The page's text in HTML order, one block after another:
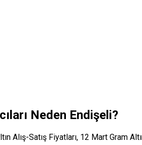
Neden Endişeli?